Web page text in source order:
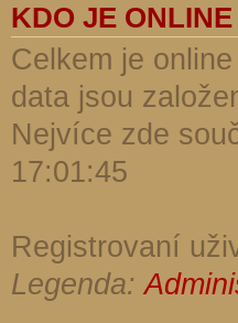
KDO JE ONLINE
Celkem je online
data jsou
Nejvíce zde
17:01:45
Registrovaní
Legenda: